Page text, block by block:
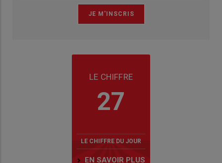
LE CHIFFRE
27
LE CHIFFRE DU JOUR
EN SAVOIR PLUS